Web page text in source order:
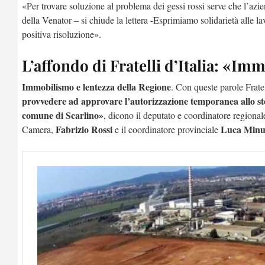
«Per trovare soluzione al problema dei gessi rossi serve che
della Venator – si chiude la lettera -Esprimiamo solidarietà alle
positiva risoluzione».
L’affondo di Fratelli d’Italia:
Immobilismo e lentezza della Regione. Con queste parole
provvedere adapprovare l’autorizzazione temporanea allo
comune di Scarlino», dicono il deputato e coordinatore
Camera, Fabrizio Rossie il coordinatore provincialeLuca